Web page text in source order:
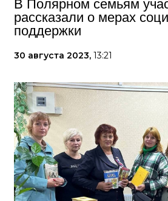
В Полярном семьям
рассказали о мерах
поддержки
30 августа 2023, 13:21